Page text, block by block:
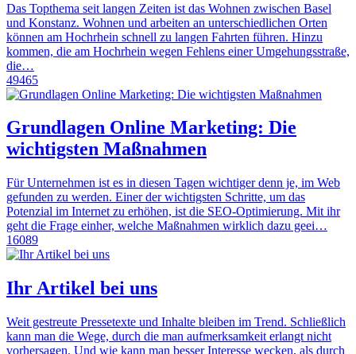
Das Topthema seit langen Zeiten ist das Wohnen zwischen Basel
und Konstanz. Wohnen und arbeiten an unterschiedlichen Orten
können am Hochrhein schnell zu langen Fahrten führen. Hinzu
kommen, die am Hochrhein wegen Fehlens einer Umgehungsstraße,
die…
49465
Grundlagen Online Marketing: Die
wichtigsten Maßnahmen
Für Unternehmen ist es in diesen Tagen wichtiger denn je, im Web
gefunden zu werden. Einer der wichtigsten Schritte, um das
Potenzial im Internet zu erhöhen, ist die SEO-Optimierung. Mit ihr
geht die Frage einher, welche Maßnahmen wirklich dazu geei…
16089
Ihr Artikel bei uns
Weit gestreute Pressetexte und Inhalte bleiben im Trend. Schließlich
kann man die Wege, durch die man aufmerksamkeit erlangt nicht
vorhersagen. Und wie kann man besser Interesse wecken, als durch